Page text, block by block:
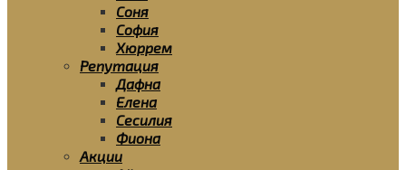
Соня
София
Хюррем
Репутация
Дафна
Елена
Сесилия
Фиона
Акции